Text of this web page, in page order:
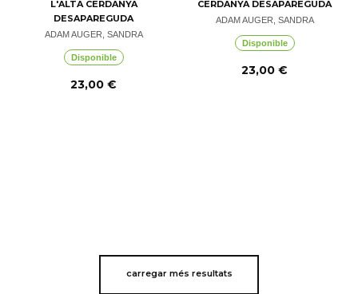
L'ALTA CERDANYA
DESAPAREGUDA
ADAM AUGER, SANDRA
Disponible
23,00 €
CERDANYA DESAPAREGUDA
ADAM AUGER, SANDRA
Disponible
23,00 €
carregar més resultats